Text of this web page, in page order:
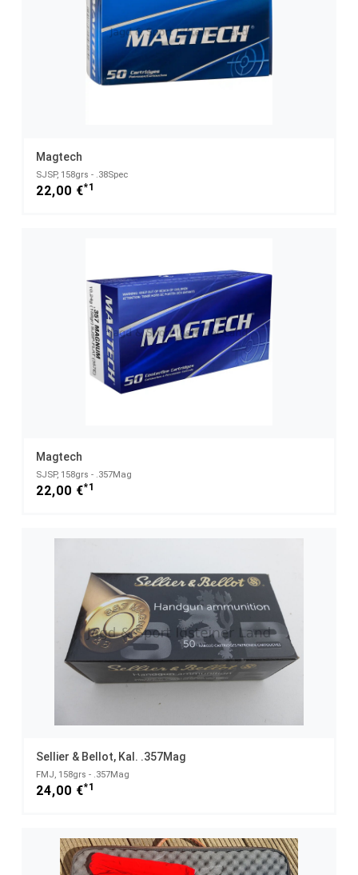
Magtech
SJSP, 158grs - .38Spec
22,00 €*1
Magtech
SJSP, 158grs - .357Mag
22,00 €*1
Sellier & Bellot, Kal. .357Mag
FMJ, 158grs - .357Mag
24,00 €*1